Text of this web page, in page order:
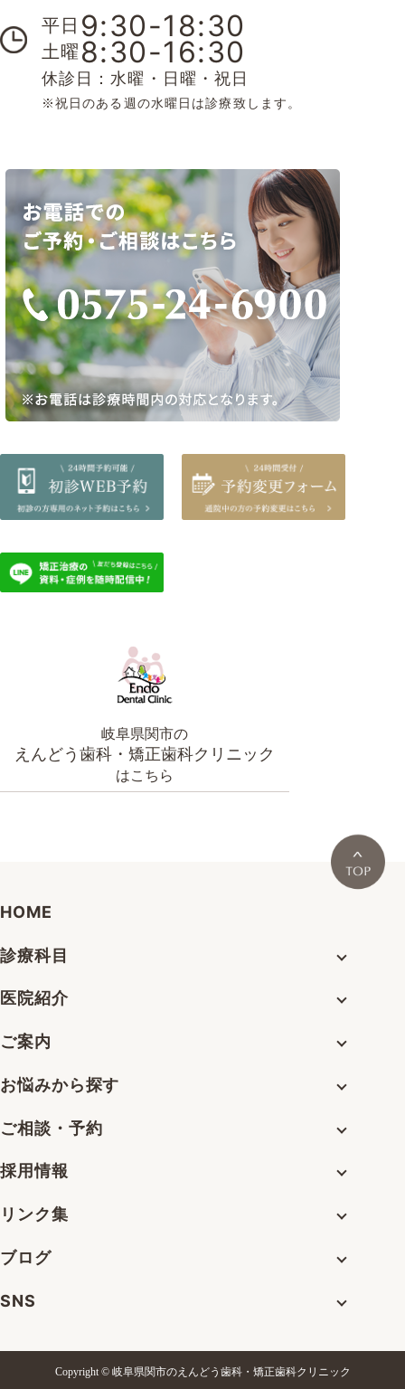
平日 9:30-18:30
土曜 8:30-16:30
休診日：水曜・日曜・祝日
※祝日のある週の水曜日は診療致します。
岐阜県関市の
えんどう歯科・矯正歯科クリニック
はこちら
HOME
診療科目
医院紹介
ご案内
お悩みから探す
ご相談・予約
採用情報
リンク集
ブログ
SNS
Copyright © 岐阜県関市のえんどう歯科・矯正歯科クリニック